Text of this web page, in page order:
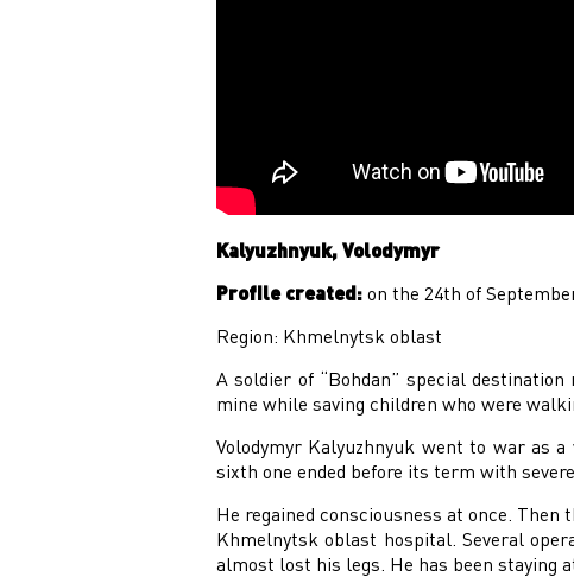
Kalyuzhnyuk, Volodymyr
Profile created:on the 24th of
Region: Khmelnytsk oblast
A soldier of “Bohdan” special
mine while saving children who were
Volodymyr Kalyuzhnyuk went to war as
sixth one ended before its term with
He regained consciousness at once.
Khmelnytsk oblast hospital. Several
almost lost his legs. He has been staying